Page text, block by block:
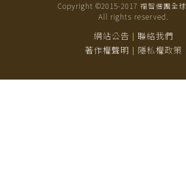
Copyright ©2015-2017 福智僧團全
All rights reserved.
網站公告 | 聯絡我們
著作權聲明 | 隱私權政策